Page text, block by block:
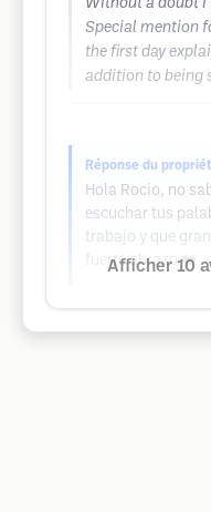
Without a doubt I
Special mention
the first day
addition to being
Réponse du
Hola Rocio, no
escuchar tus
trabajo y que
fuerte abrazo ❤️
Afficher 10